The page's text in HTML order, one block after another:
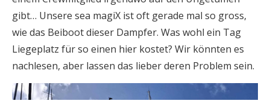
gibt… Unsere sea magiX ist oft gerade mal so gross,
wie das Beiboot dieser Dampfer. Was wohl ein Tag
Liegeplatz für so einen hier kostet? Wir könnten es
nachlesen, aber lassen das lieber deren Problem sein.